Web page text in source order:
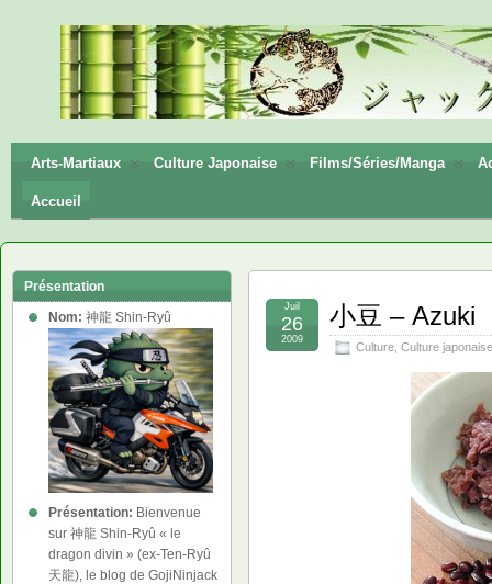
神龍
Shin-
Ryū
Arts-Martiaux Culture Japonaise Films/Séries/Manga
Accueil
小豆 – Azuki
Culture Culture japonaise
Juil
26
2009
Présentation
Nom: 神龍 Shin-Ryû
Présentation: Bienvenue
sur 神龍 Shin-Ryû « le
dragon divin » (ex-Ten-Ryû
天龍), le blog de GojiNinjack